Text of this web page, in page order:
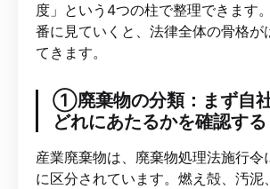
度」という4つの柱で整理できます
番に見ていくと、法律全体の骨格が
てきます。
①廃棄物の分類：まず自
どれにあたるかを確認する
産業廃棄物は、廃棄物処理法施行令
に区分されています。燃え殻、汚泥